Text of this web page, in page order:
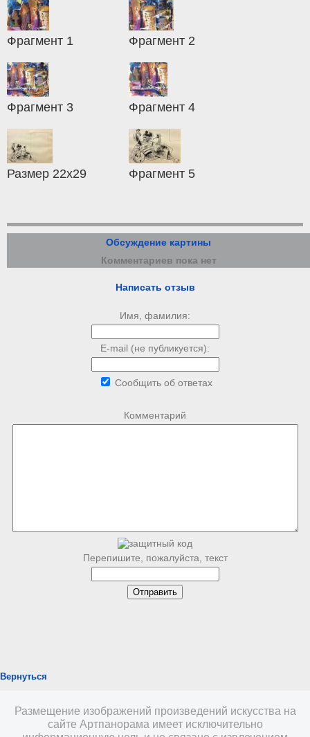
Фрагмент 1 Фрагмент 2
Фрагмент 3 Фрагмент 4
Размер 22х29 Фрагмент 5
Обсуждение картины
Комментариев пока нет
Написать отзыв
Имя, фамилия:
E-mail (не публикуется):
Сообщить об ответах
Комментарий
Перепишите, пожалуйста, текст
Вернуться
Размещение изображений произведений искусства на
сайте Артпанорама имеет исключительно